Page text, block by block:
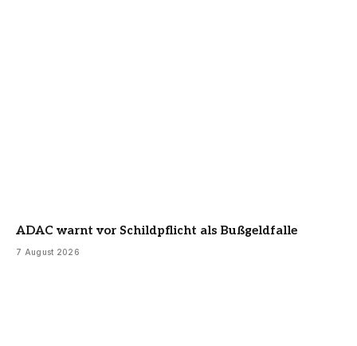
ADAC warnt vor Schildpflicht als Bußgeldfalle
7 August 2026